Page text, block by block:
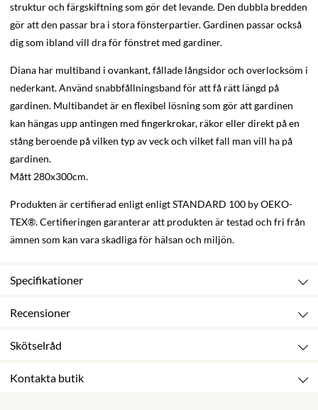
struktur och färgskiftning som gör det levande. Den dubbla bredden
gör att den passar bra i stora fönsterpartier. Gardinen passar också
dig som ibland vill dra för fönstret med gardiner.
Diana har multiband i ovankant, fållade långsidor och overlocksöm i
nederkant. Använd snabbfållningsband för att få rätt längd på
gardinen. Multibandet är en flexibel lösning som gör att gardinen
kan hängas upp antingen med fingerkrokar, räkor eller direkt på en
stång beroende på vilken typ av veck och vilket fall man vill ha på
gardinen.
Mått 280x300cm.
Produkten är certifierad enligt enligt STANDARD 100 by OEKO-
TEX®. Certifieringen garanterar att produkten är testad och fri från
ämnen som kan vara skadliga för hälsan och miljön.
Specifikationer
Recensioner
Skötselråd
Kontakta butik